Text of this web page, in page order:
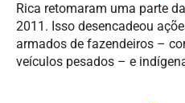
Rica retomaram uma parte
2011. Isso desencadeou
armados de fazendeiros –
veículos pesados – e